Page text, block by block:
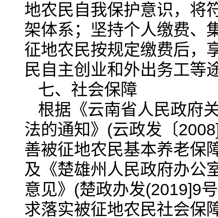
地农民自我保护意识，将
架体系；坚持个人缴费、
征地农民按规定缴费后，
民自主创业和外出务工等
七、社会保障
根据《云南省人民政府
法的通知》(云政发〔
善被征地农民基本养老保
及《楚雄州人民政府办公
意见》(楚政办发(2019]9
求落实被征地农民社会保